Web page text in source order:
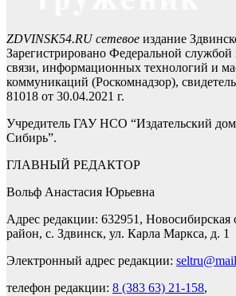
ZDVINSK54.RU сетевое издание
Зарегистрировано Федеральной службой
связи, информационных технологий и
коммуникаций (Роскомнадзор),
81018 от 30.04.2021 г.
Учредитель ГАУ НСО “Издательский дом
Сибирь”.
ГЛАВНЫЙ РЕДАКТОР
Вольф Анастасия Юрьевна
Адрес редакции: 632951, Новосибирская
район, с. Здвинск, ул. Карла Маркса, д. 1
Электронный адрес редакции:
телефон редакции: 8 (383 63) 21-158,